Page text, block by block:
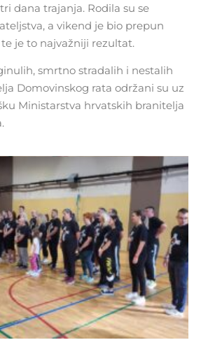
dana trajanja. Rodila su se
a vikend je bio prepun
je to najvažniji rezultat.
smrtno stradalih i nestalih
Domovinskog rata održani su uz
Ministarstva hrvatskih branitelja